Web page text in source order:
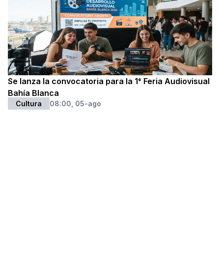
Se lanza la convocatoria para la 1° Feria Audiovisual
Bahía Blanca
Cultura 08:00, 05-ago